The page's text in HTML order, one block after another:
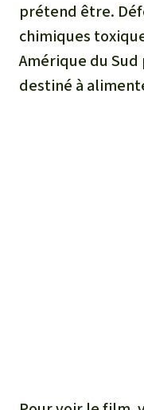
Italiano
prétend être.
chimiques
Amérique du Sud
destiné à